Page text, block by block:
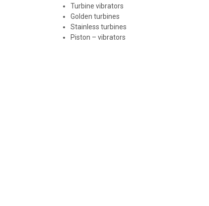
Turbine vibrators
Golden turbines
Stainless turbines
Piston – vibrators